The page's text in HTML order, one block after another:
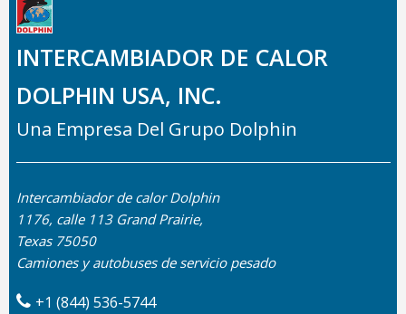
INTERCAMBIADOR DE CALOR
DOLPHIN USA, INC.
Una Empresa Del Grupo Dolphin
Intercambiador de calor Dolphin
1176, calle 113 Grand Prairie,
Texas 75050
Camiones y autobuses de servicio pesado
+1 (844) 536-5744